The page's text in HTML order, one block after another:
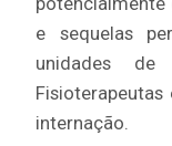
e sequelas
unidades de
internação.